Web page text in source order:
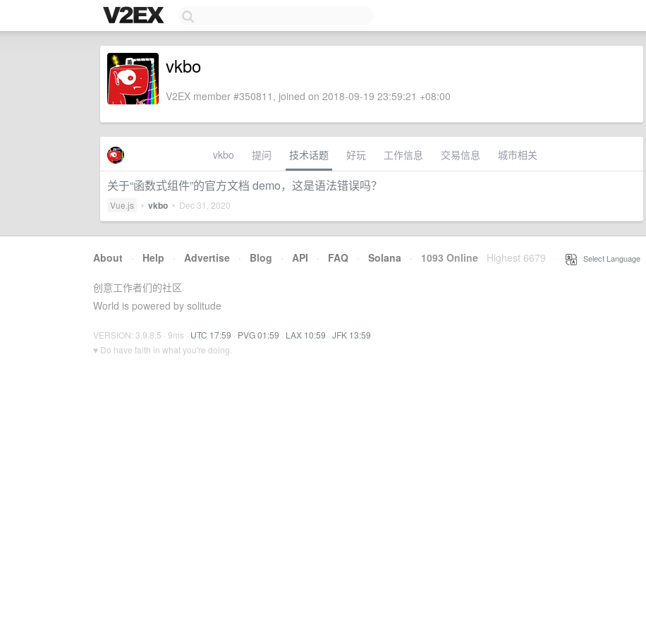
vkbo
V2EX member #350811, joined on 2018-09-19 23:59:21 +08:00
vkbo 提问 技术话题 好玩 工作信息 交易信息 城市相关
关于“函数式组件”的官方文档 demo，这是语法错误吗？
Vue.js • vkbo • Dec 31, 2020
About · Help · Advertise · Blog · API · FAQ · Solana · 1093 Online Highest 6679 Select Language
创意工作者们的社区
World is powered by solitude
VERSION: 3.9.8.5 · 9ms · UTC 17:59 · PVG 01:59 · LAX 10:59 · JFK 13:59
♥ Do have faith in what you're doing.